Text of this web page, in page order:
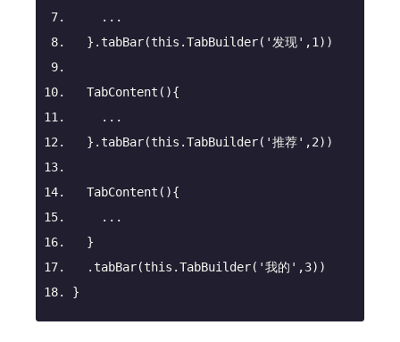
    ...
  }.tabBar(
this .TabBuilder( '发现' ,1 ))
TabContent ( ){
    ...
  }.tabBar(
this .TabBuilder( '推荐' ,2))
TabContent ( ){
    ...
  }
  .tabBar(
this .TabBuilder( '我的' ,3))
}